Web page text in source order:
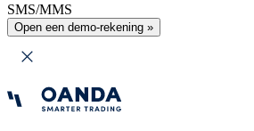
SMS/MMS
Open een demo-rekening »